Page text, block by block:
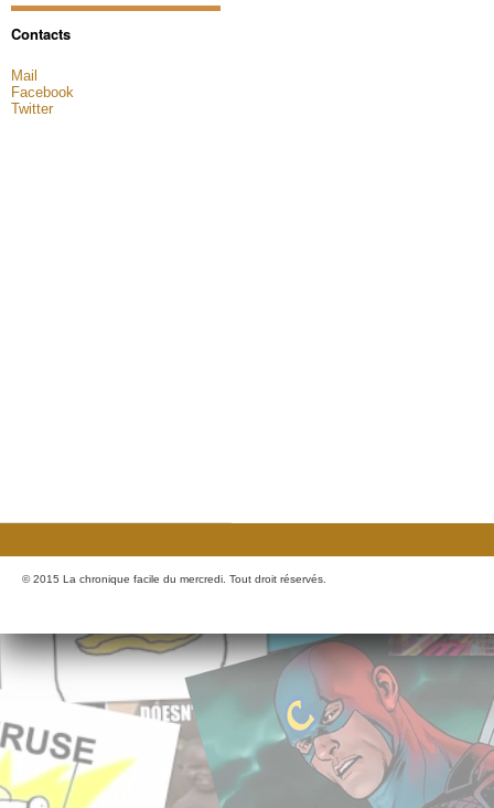
Contacts
Mail
Facebook
Twitter
© 2015 La chronique facile du mercredi. Tout droit réservés.